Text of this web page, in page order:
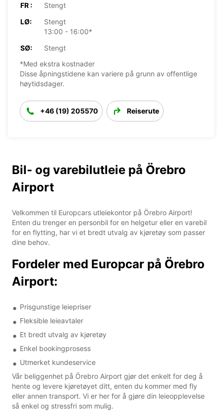
FR :
Stengt
LØ:
Stengt
13:00 - 16:00*
SØ:
Stengt
*Med ekstra kostnader
Disse åpningstidene kan variere på grunn av offentlige
høytidsdager.
+46 (19) 205570 Reiserute
Bil- og varebilutleie på Örebro
Airport
Velkommen til Europcars utleiekontor på Örebro Airport!
Enten du trenger en personbil for en helgetur eller en varebil
for en flytting, har vi et bredt utvalg av kjøretøy som passer
dine behov.
Fordeler med Europcar på Örebro
Airport:
Prisgunstige leiepriser
Fleksible leieavtaler
Et bredt utvalg av kjøretøy
Enkel bookingprosess
Utmerket kundeservice
Vår beliggenhet på Örebro Airport gjør det enkelt for deg å
hente og levere kjøretøyet ditt, enten du kommer med fly
eller annen transport. Vi er her for å gjøre din leieopplevelse
så enkel og stressfri som mulig.